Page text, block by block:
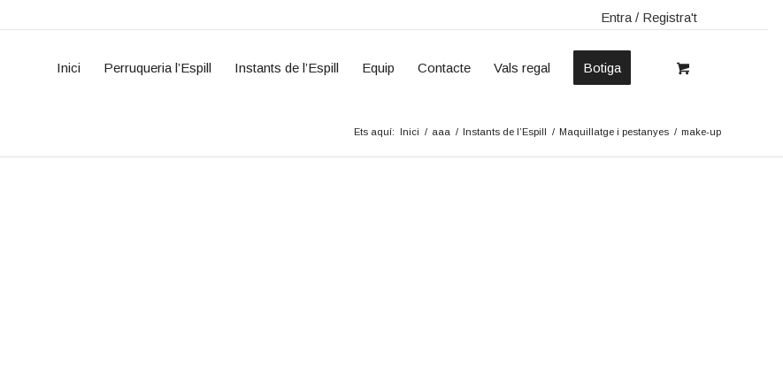
Entra / Registra't
Inici Perruqueria l’Espill Instants de l’Espill Equip Contacte Vals regal Botiga
Ets aquí: Inici / aaa / Instants de l’Espill / Maquillatge i pestanyes / make-up